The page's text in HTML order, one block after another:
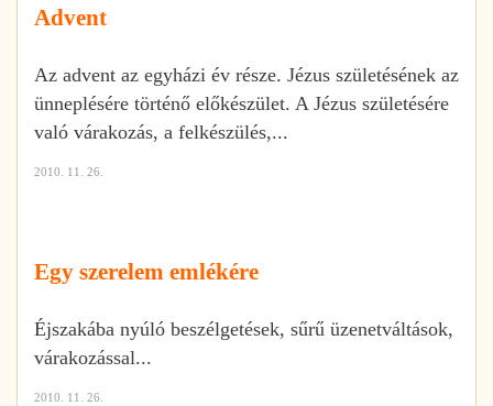
Advent
Az advent az egyházi év része. Jézus születésének az
ünneplésére történő előkészület. A Jézus születésére
való várakozás, a felkészülés,...
2010. 11. 26.
Egy szerelem emlékére
Éjszakába nyúló beszélgetések, sűrű üzenetváltások,
várakozással...
2010. 11. 26.